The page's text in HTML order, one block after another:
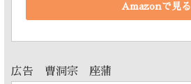
Amazonで見る
広告 曹洞宗 座蒲